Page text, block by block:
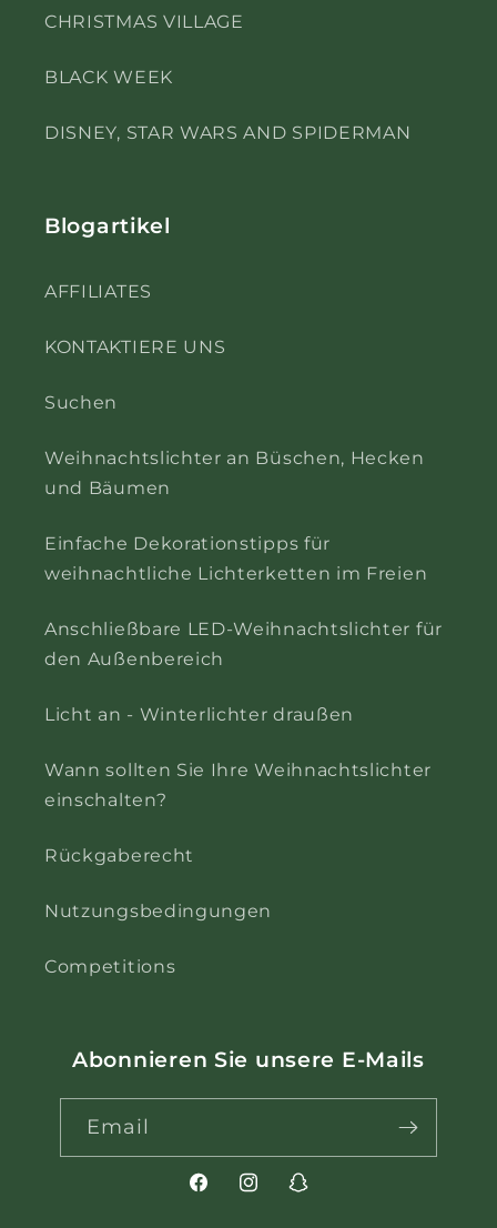
CHRISTMAS VILLAGE
BLACK WEEK
DISNEY, STAR WARS AND SPIDERMAN
Blogartikel
AFFILIATES
KONTAKTIERE UNS
Suchen
Weihnachtslichter an Büschen, Hecken
und Bäumen
Einfache Dekorationstipps für
weihnachtliche Lichterketten im Freien
Anschließbare LED-Weihnachtslichter für
den Außenbereich
Licht an - Winterlichter draußen
Wann sollten Sie Ihre Weihnachtslichter
einschalten?
Rückgaberecht
Nutzungsbedingungen
Competitions
Abonnieren Sie unsere E-Mails
Email
FacebookInstagramSnapchat